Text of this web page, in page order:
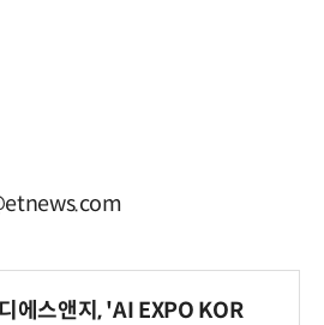
디에스앤지, 'AI EXPO KOR